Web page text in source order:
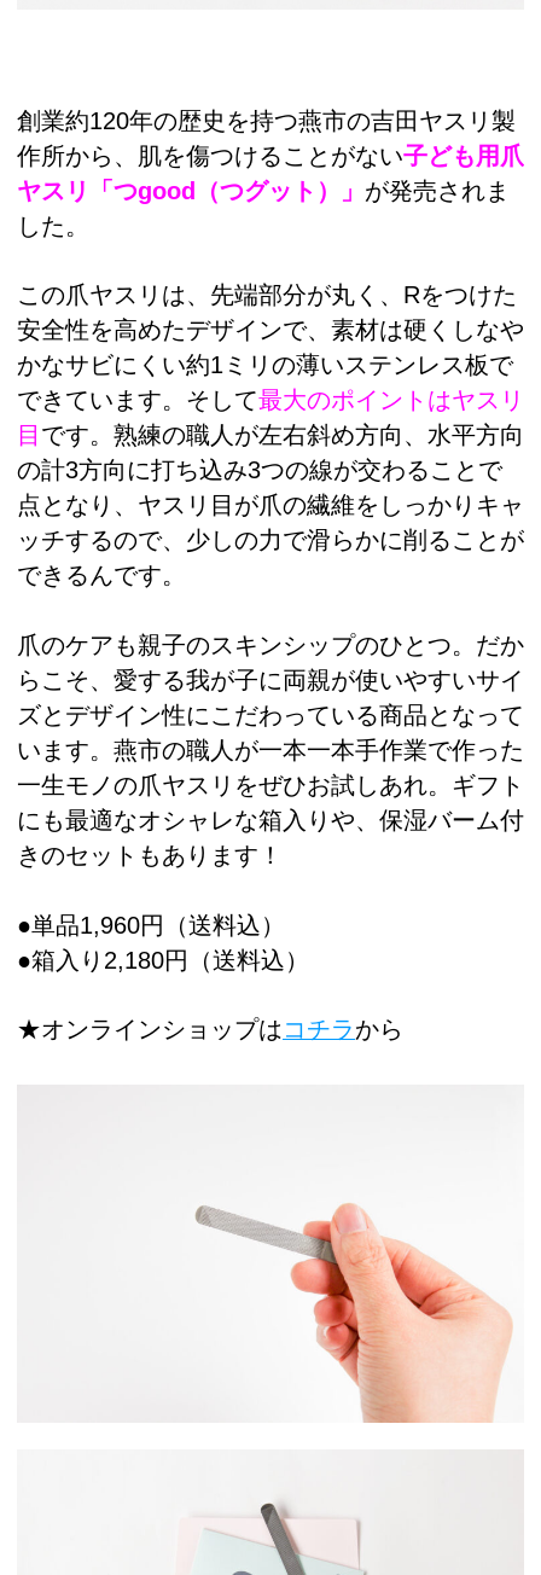
創業約120年の歴史を持つ燕市の吉田ヤスリ製
作所から、肌を傷つけることがない子ども用爪
ヤスリ「つgood（つグット）」 が発売されま
した。
この爪ヤスリは、先端部分が丸く、Rをつけた
安全性を高めたデザインで、素材は硬くしなや
かなサビにくい約1ミリの薄いステンレス板で
できています。そして最大のポイントはヤスリ
目 です。熟練の職人が左右斜め方向、水平方向
の計3方向に打ち込み3つの線が交わることで
点となり、ヤスリ目が爪の繊維をしっかりキャ
ッチするので、少しの力で滑らかに削ることが
できるんです。
爪のケアも親子のスキンシップのひとつ。だか
らこそ、愛する我が子に両親が使いやすいサイ
ズとデザイン性にこだわっている商品となって
います。燕市の職人が一本一本手作業で作った
一生モノの爪ヤスリをぜひお試しあれ。ギフト
にも最適なオシャレな箱入りや、保湿バーム付
きのセットもあります！
●単品1,960円（送料込）
●箱入り2,180円（送料込）
★オンラインショップは コチラから